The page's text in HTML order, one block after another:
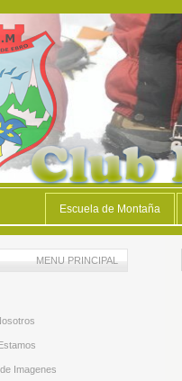
Escuela de Montaña
MENU PRINCIPAL
Imagenes